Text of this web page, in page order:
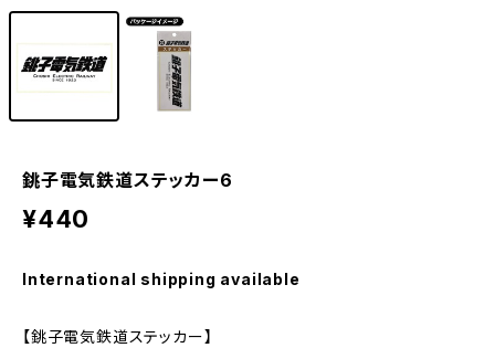
銚子電気鉄道ステッカー6
¥440
International shipping available
【銚子電気鉄道ステッカー】